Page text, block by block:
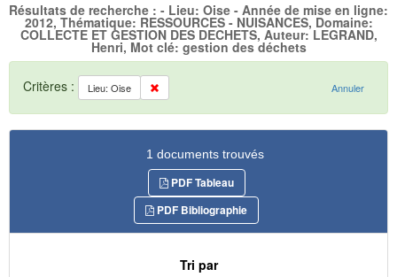
Résultats de recherche : - Lieu: Oise - Année de mise en ligne:
2012, Thématique: RESSOURCES - NUISANCES, Domaine:
COLLECTE ET GESTION DES DECHETS, Auteur: LEGRAND,
Henri, Mot clé: gestion des déchets
Critères : Lieu: Oise Annuler
1 documents trouvés
PDF Tableau
PDF Bibliographie
Tri par